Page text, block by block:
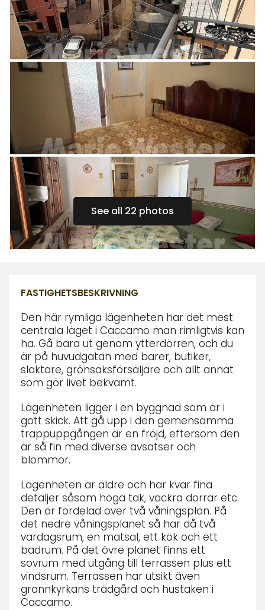
See all 22 photos
FASTIGHETSBESKRIVNING
Den här rymliga lägenheten har det mest
centrala läget i Caccamo man rimligtvis kan
ha. Gå bara ut genom ytterdörren, och du
är på huvudgatan med barer, butiker,
slaktare, grönsaksförsäljare och allt annat
som gör livet bekvämt.
Lägenheten ligger i en byggnad som är i
gott skick. Att gå upp i den gemensamma
trappuppgången är en fröjd, eftersom den
är så fin med diverse avsatser och
blommor.
Lägenheten är äldre och har kvar fina
detaljer såsom höga tak, vackra dörrar etc.
Den är fördelad över två våningsplan. På
det nedre våningsplanet så har då två
vardagsrum, en matsal, ett kök och ett
badrum. På det övre planet finns ett
sovrum med utgång till terrassen plus ett
vindsrum. Terrassen har utsikt även
grannkyrkans trädgård och hustaken i
Caccamo.